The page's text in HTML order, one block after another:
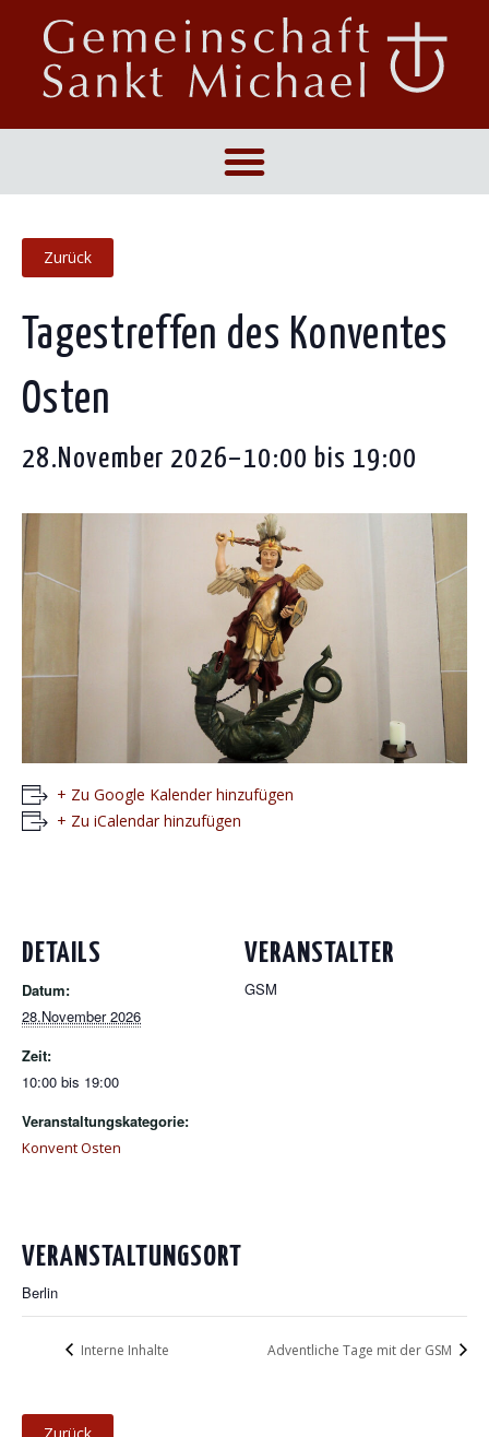
Tagestreffen des Konventes
Osten
28.November 2026–10:00 bis 19:00
+ Zu Google Kalender hinzufügen
+ Zu iCalendar hinzufügen
DETAILS
Datum:
28.November 2026
Zeit:
10:00 bis 19:00
Veranstaltungskategorie:
Konvent Osten
VERANSTALTER
GSM
VERANSTALTUNGSORT
Berlin
Interne Inhalte Adventliche Tage mit der GSM